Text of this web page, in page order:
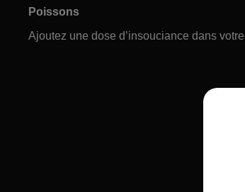
Poissons
Ajoutez une dose d’insouciance dans